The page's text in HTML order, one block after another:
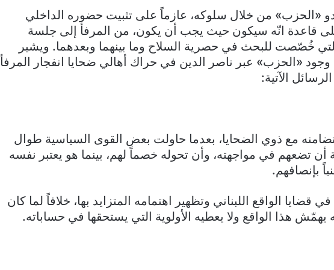
«الحزب» من خلال سلوكه، عازماً على تثبيت حضوره الداخلي
على قاعدة انّه سيكون حيث يجب أن يكون، من المرفأ إلى جلسة
خُصّصت للبحث في حصرية السلاح وما بينهما وبعدهما. ويشير
وجود «الحزب» عبر ناصر الدين في حراك أهالي ضحايا انفجار المرفأ
الآتية:
مع ذوي الضحايا، بعدما حاولت بعض القوى السياسية طوال
أن تضعهم في مواجهته، وأن تحوله خصماً لهم، بينما هو يعتبر نفسه
بإنصافهم.
قضايا الواقع اللبناني وتظهير اهتمامه المتزايد بها، خلافاً لما كان
يهمّش هذا الواقع ولا يعطيه الأولوية التي يستحقها في حساباته.